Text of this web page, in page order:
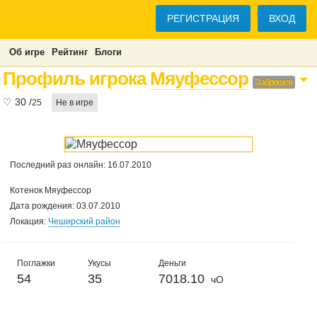
РЕГИСТРАЦИЯ ВХОД
Об игре Рейтинг Блоги
Профиль игрокаМяуфессор Заброшен
♡30 /25 Не в игре
Последний раз онлайн: 16.07.2010
Котенок Мяуфессор
Дата рождения: 03.07.2010
Локация: Чеширский район
Поглажки
54
Укусы
35
Деньги
7018.10 чО